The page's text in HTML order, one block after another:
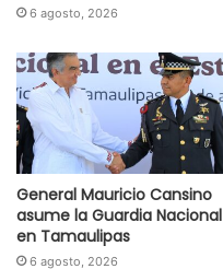
6 agosto, 2026
General Mauricio Cansino
asume la Guardia Nacional
en Tamaulipas
6 agosto, 2026